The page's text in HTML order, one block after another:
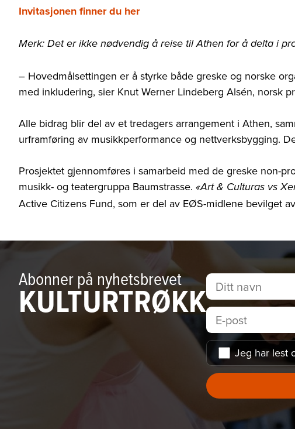
Invitasjonen finner du her
Merk: Det er ikke nødvendig å reise til Athen for å delta i
– Hovedmålsettingen er å styrke både greske og norske
med inkludering, sier Knut Werner Lindeberg Alsén, norsk
Alle bidrag blir del av et tredagers arrangement i Athen,
urframføring av musikkperformance og nettverksbygging.
Prosjektet gjennomføres i samarbeid med de greske non-
musikk- og teatergruppa Baumstrasse. «Art & Culturas vs
Active Citizens Fund, som er del av EØS-midlene bevilget
Abonner på nyhetsbrevet
KULTURTRØKK
Jeg har lest